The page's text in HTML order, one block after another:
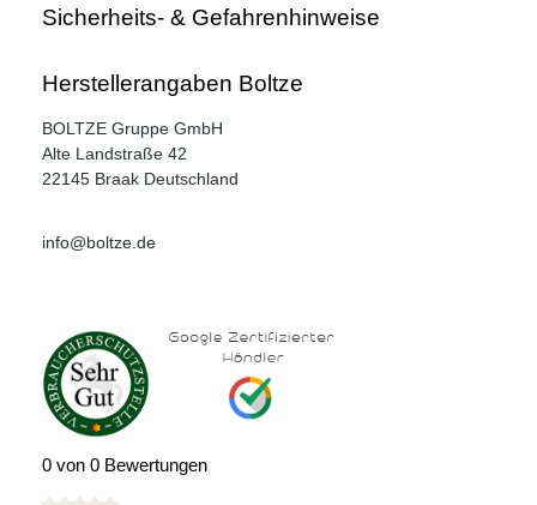
Sicherheits- & Gefahrenhinweise
Herstellerangaben Boltze
BOLTZE Gruppe GmbH
Alte Landstraße 42
22145 Braak Deutschland
info@boltze.de
0 von 0 Bewertungen